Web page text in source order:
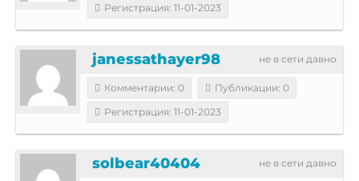
Регистрация: 11-01-2023
не в сети давно
janessathayer98
Комментарии: 0
Публикации: 0
Регистрация: 11-01-2023
не в сети давно
solbear40404